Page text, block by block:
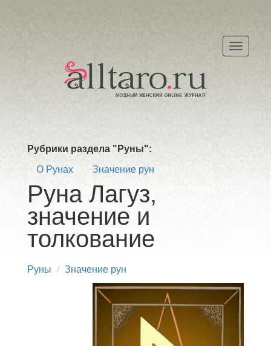
Меню
Рубрики раздела "Руны":
О Рунах
Значение рун
Руна Лагуз,
значение и
толкование
Руны Значение рун